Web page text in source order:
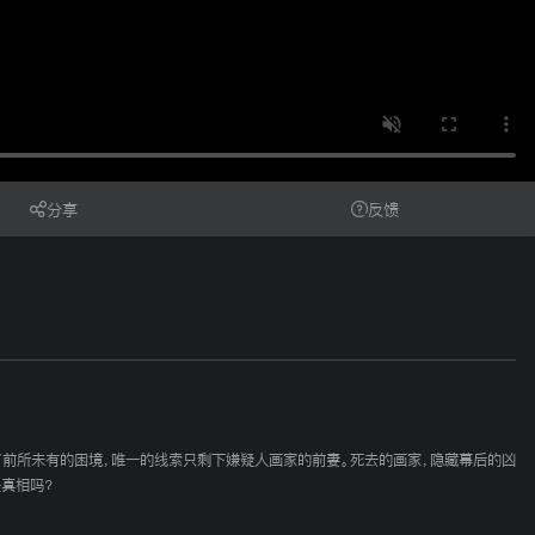
分享 反馈
未有的困境，唯一的线索只剩下嫌疑人画家的前妻。死去的画家，隐藏幕后的凶
相吗？